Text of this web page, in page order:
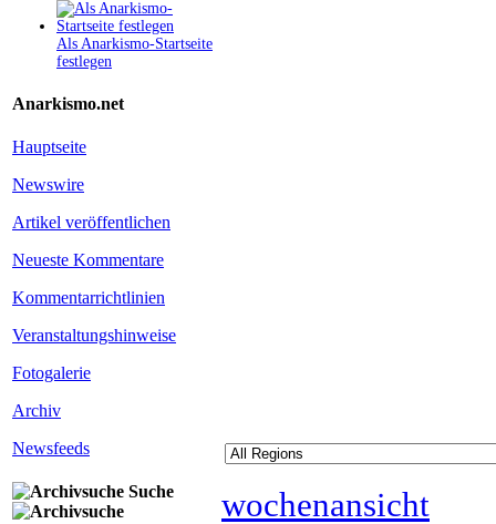
Als Anarkismo-Startseite
festlegen
Anarkismo.net
Hauptseite
Newswire
Artikel veröffentlichen
Neueste Kommentare
Kommentarrichtlinien
Veranstaltungshinweise
Fotogalerie
Archiv
Newsfeeds
Suche
wochenansicht